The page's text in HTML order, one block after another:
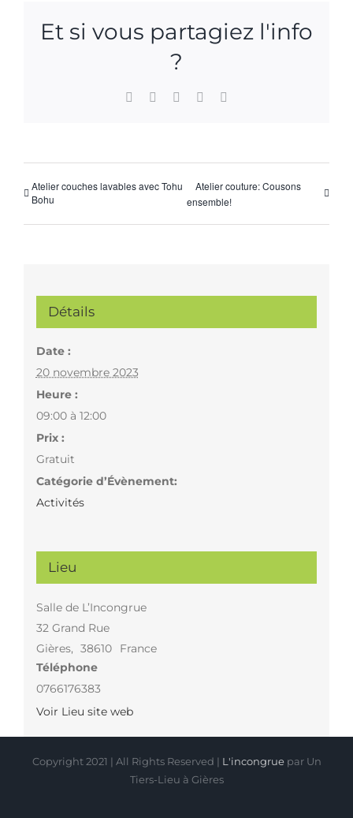
Et si vous partagiez l'info
?
Facebook WhatsApp
Pinterest
Atelier couches lavables avec Tohu
Bohu
Atelier couture: Cousons
ensemble!
Détails
Date :
20 novembre 2023
Heure :
09:00 à 12:00
Prix :
Gratuit
Catégorie d’Évènement:
Activités
Lieu
Salle de L’Incongrue
32 Grand Rue
Gières, 38610
France
Téléphone
0766176383
Voir Lieu site web
Copyright 2021 | All Rights Reserved | L'incongruepar Un
Tiers-Lieu à Gières